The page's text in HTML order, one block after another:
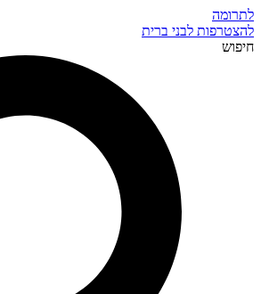
לתרומה
להצטרפות לבני ברית
חיפוש